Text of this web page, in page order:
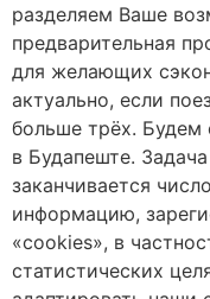
разделяем Ваше
предварительная
для желающих
актуально, если
больше трёх. Будем
в Будапеште.
заканчивается
информацию,
«cookies», в
статистических